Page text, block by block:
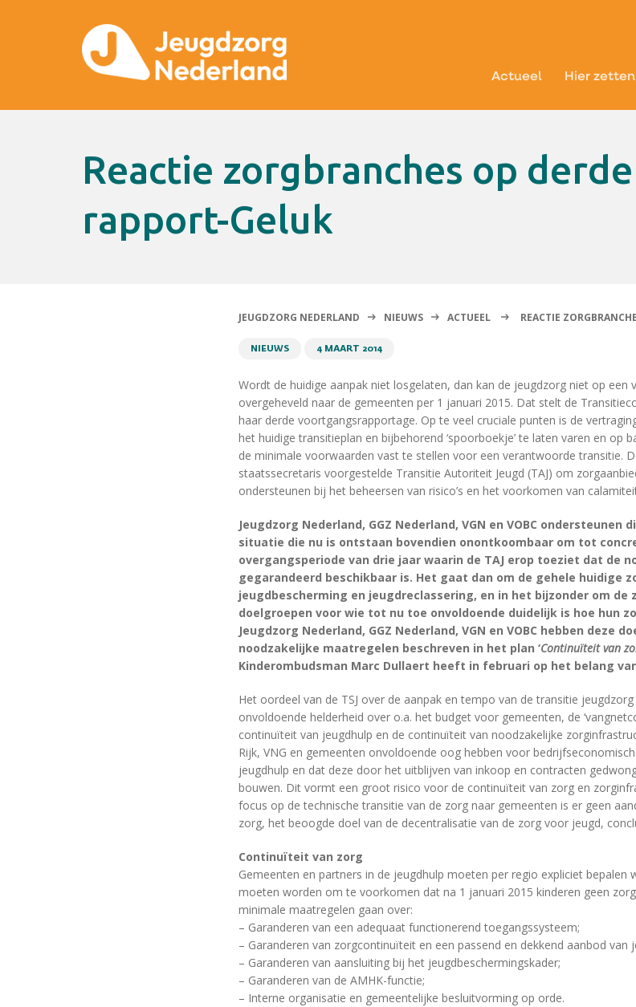
Actueel Hier
Reactie zorgbranches op derde
rapport-Geluk
JEUGDZORG NEDERLAND NIEUWS ACTUEEL REACTIE
NIEUWS 4 MAART 2014
Wordt de huidige aanpak niet losgelaten, dan kan de jeugdzorg niet op een
overgeheveld naar de gemeenten per 1 januari 2015. Dat stelt de
haar derde voortgangsrapportage. Op te veel cruciale punten is de
het huidige transitieplan en bijbehorend ‘spoorboekje’ te laten varen en op
de minimale voorwaarden vast te stellen voor een verantwoorde transitie.
staatssecretaris voorgestelde Transitie Autoriteit Jeugd (TAJ) om
ondersteunen bij het beheersen van risico’s en het voorkomen van
Jeugdzorg Nederland, GGZ Nederland, VGN en VOBC
situatie die nu is ontstaan bovendien onontkoombaar om tot
overgangsperiode van drie jaar waarin de TAJ erop toeziet dat de
gegarandeerd beschikbaar is. Het gaat dan om de gehele huidige
jeugdbescherming en jeugdreclassering, en in het bijzonder om de
doelgroepen voor wie tot nu toe onvoldoende duidelijk is hoe hun
Jeugdzorg Nederland, GGZ Nederland, VGN en VOBC hebben deze
noodzakelijke maatregelen beschreven in het plan ‘Continuïteit van
Kinderombudsman Marc Dullaert heeft in februari op het belang
Het oordeel van de TSJ over de aanpak en tempo van de transitie
onvoldoende helderheid over o.a. het budget voor gemeenten, de
continuïteit van jeugdhulp en de continuïteit van noodzakelijke
Rijk, VNG en gemeenten onvoldoende oog hebben voor
jeugdhulp en dat deze door het uitblijven van inkoop en contracten
bouwen. Dit vormt een groot risico voor de continuïteit van zorg en
focus op de technische transitie van de zorg naar gemeenten is er geen
zorg, het beoogde doel van de decentralisatie van de zorg voor jeugd,
Continuïteit van zorg
Gemeenten en partners in de jeugdhulp moeten per regio expliciet bepalen
moeten worden om te voorkomen dat na 1 januari 2015 kinderen geen zorg
minimale maatregelen gaan over:
– Garanderen van een adequaat functionerend toegangssysteem;
– Garanderen van zorgcontinuïteit en een passend en dekkend aanbod van
– Garanderen van aansluiting bij het jeugdbeschermingskader;
– Garanderen van de AMHK-functie;
– Interne organisatie en gemeentelijke besluitvorming op orde.